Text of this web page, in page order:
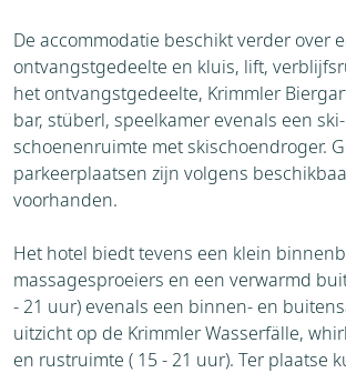
De accommodatie beschikt verder over
ontvangstgedeelte en kluis, lift,
het ontvangstgedeelte, Krimmler
bar, stüberl, speelkamer evenals een
schoenenruimte met skischoendroger.
parkeerplaatsen zijn volgens
voorhanden.
Het hotel biedt tevens een klein
massagesproeiers en een verwarmd
- 21 uur) evenals een binnen- en
uitzicht op de Krimmler Wasserfälle,
en rustruimte ( 15 - 21 uur). Ter plaatse